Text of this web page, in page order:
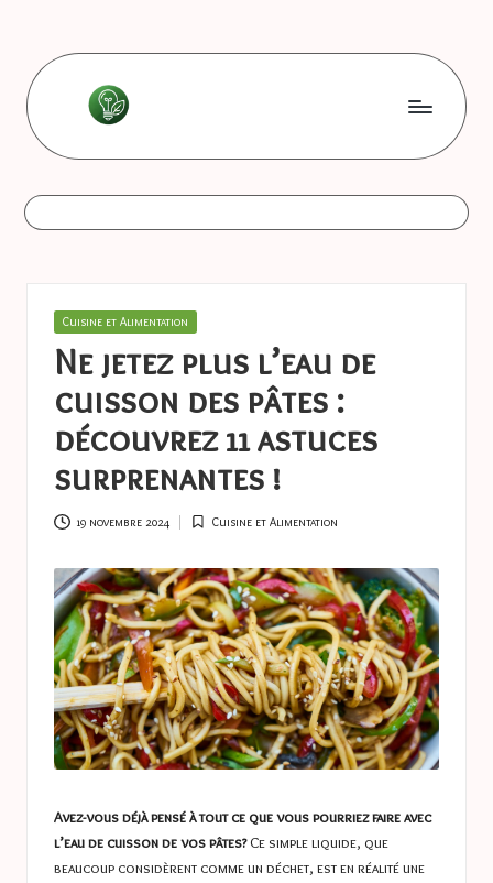
content
L
e
s
o
n
n
e
s
a
s
t
u
c
e
s
astuces
Posted
Cuisine et Alimentation
Ne jetez plus l’eau de
cuisson des pâtes :
découvrez 11 astuces
surprenantes !
19 novembre 2024
Posted
Cuisine et Alimentation
Avez-vous déjà pensé à tout ce que vous pourriez faire avec
l’eau de cuisson de vos pâtes?Ce simple liquide, que
beaucoup considèrent comme un déchet, est en réalité une